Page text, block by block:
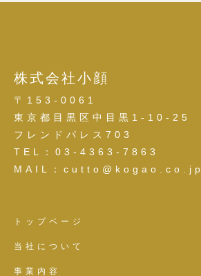
株式会社小顔
〒153-0061
東京都目黒区中目黒1-10-25
フレンドパレス703
TEL：03-4363-7863
MAIL：cutto@kogao.co.jp
トップページ
当社について
事業内容